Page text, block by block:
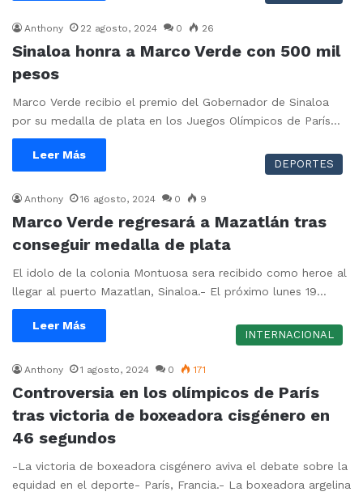
Anthony 22 agosto, 2024 0 26
Sinaloa honra a Marco Verde con 500 mil
pesos
Marco Verde recibio el premio del Gobernador de Sinaloa
por su medalla de plata en los Juegos Olímpicos de París…
Leer Más
DEPORTES
Anthony 16 agosto, 2024 0 9
Marco Verde regresará a Mazatlán tras
conseguir medalla de plata
El idolo de la colonia Montuosa sera recibido como heroe al
llegar al puerto Mazatlan, Sinaloa.- El próximo lunes 19…
Leer Más
INTERNACIONAL
Anthony 1 agosto, 2024 0 171
Controversia en los olímpicos de París
tras victoria de boxeadora cisgénero en
46 segundos
-La victoria de boxeadora cisgénero aviva el debate sobre la
equidad en el deporte- París, Francia.- La boxeadora argelina